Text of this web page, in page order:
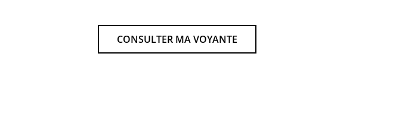
CONSULTER MA VOYANTE